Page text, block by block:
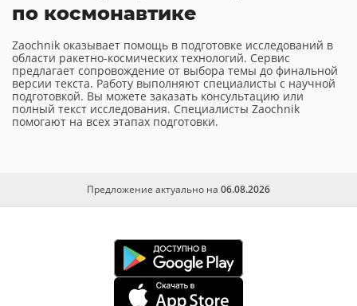
по космонавтике
Zaochnik оказывает помощь в подготовке исследований в
области ракетно-космических технологий. Сервис
предлагает сопровождение от выбора темы до финальной
версии текста. Работу выполняют специалисты с научной
подготовкой. Вы можете заказать консультацию или
полный текст исследования. Специалисты Zaochnik
помогают на всех этапах подготовки.
Предложение актуально на 06.08.2026